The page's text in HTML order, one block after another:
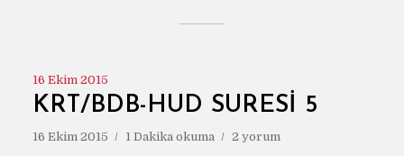
16 Ekim 2015
KRT/BDB-HUD SURESİ 5
16 Ekim 2015 1 Dakika okuma 2 yorum